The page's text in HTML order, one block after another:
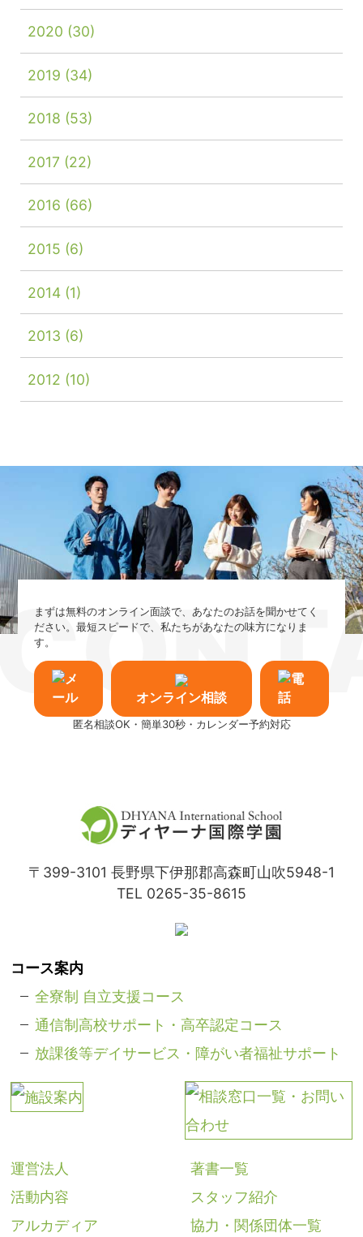
2020 (30)
2019 (34)
2018 (53)
2017 (22)
2016 (66)
2015 (6)
2014 (1)
2013 (6)
2012 (10)
まずは無料のオンライン面談で、あなたのお話を聞かせてく
ださい。最短スピードで、私たちがあなたの味方になりま
す。
オンライン相談
匿名相談OK・簡単30秒・カレンダー予約対応
〒399-3101 長野県下伊那郡高森町山吹5948-1
TEL 0265-35-8615
コース案内
全寮制 自立支援コース
通信制高校サポート・高卒認定コース
放課後等デイサービス・障がい者福祉サポート
運営法人
著書一覧
活動内容
スタッフ紹介
アルカディア
協力・関係団体一覧